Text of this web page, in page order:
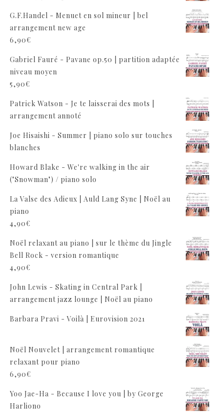
G.F.Handel - Menuet en sol mineur | bel
arrangement new age
6,90€
Gabriel Fauré - Pavane op.50 | partition adaptée
niveau moyen
5,90€
Patrick Watson - Je te laisserai des mots |
arrangement annoté
Joe Hisaishi - Summer | piano solo sur touches
blanches
Howard Blake - We're walking in the air
("Snowman") / piano solo
La Valse des Adieux | Auld Lang Syne | Noël au
piano
4,90€
Noël relaxant au piano | sur le thème du Jingle
Bell Rock - version romantique
4,90€
John Lewis - Skating in Central Park |
arrangement jazz lounge | Noël au piano
Barbara Pravi - Voilà | Eurovision 2021
Noël Nouvelet | arrangement romantique
relaxant pour piano
6,90€
Yoo Jae-Ha - Because I love you | by George
Harliono